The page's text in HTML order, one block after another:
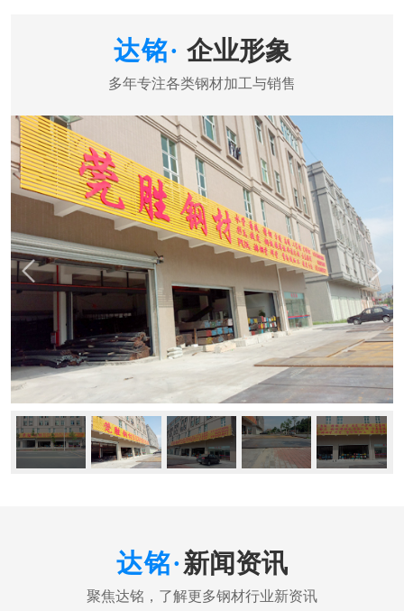
企业形象
新闻资讯